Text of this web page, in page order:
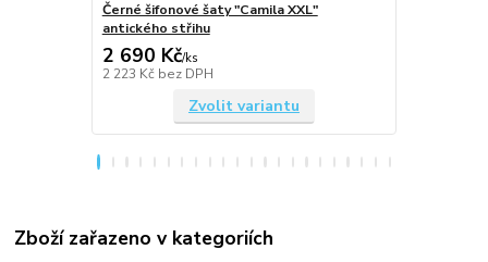
Černé šifonové šaty "Camila XXL"
antického střihu
2 690 Kč/ks
2 223 Kč bez DPH
Zvolit variantu
Zboží zařazeno v kategoriích